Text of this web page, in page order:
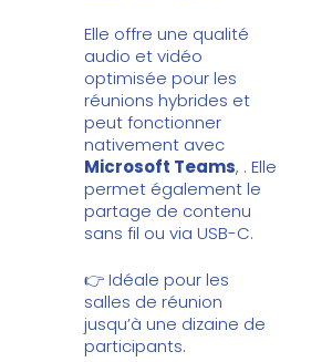
Elle offre une qualité
audio et vidéo
optimisée pour les
réunions hybrides et
peut fonctionner
nativement avec
Microsoft Teams, . Elle
permet également le
partage de contenu
sans fil ou via USB-C.
👉 Idéale pour les
salles de réunion
jusqu’à une dizaine de
participants.